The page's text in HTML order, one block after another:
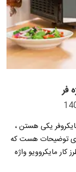
فر
یکی هستن ،
توضیحات هست که
کار مایکروویو واژه